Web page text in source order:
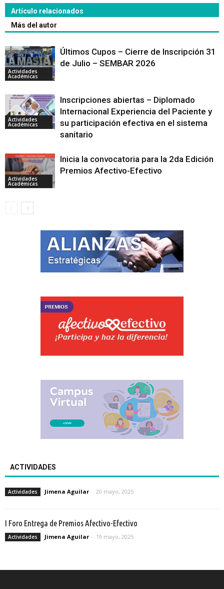
Artículo relacionados
Más del autor
Actividades
Académicas
Últimos Cupos – Cierre de Inscripción 31
de Julio – SEMBAR 2026
Actividades
Académicas
Inscripciones abiertas – Diplomado
Internacional Experiencia del Paciente y
su participación efectiva en el sistema
sanitario
Actividades
Académicas
Inicia la convocatoria para la 2da Edición
Premios Afectivo-Efectivo
ACTIVIDADES
Actividades Jimena Aguilar - 20 mayo, 2025
I Foro Entrega de Premios Afectivo-Efectivo
Actividades Jimena Aguilar - 19 mayo, 2025